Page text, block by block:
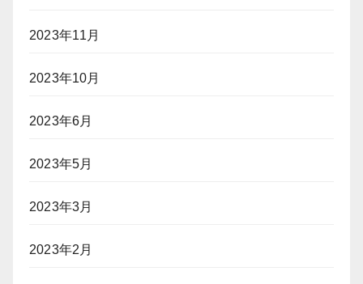
2023年11月
2023年10月
2023年6月
2023年5月
2023年3月
2023年2月